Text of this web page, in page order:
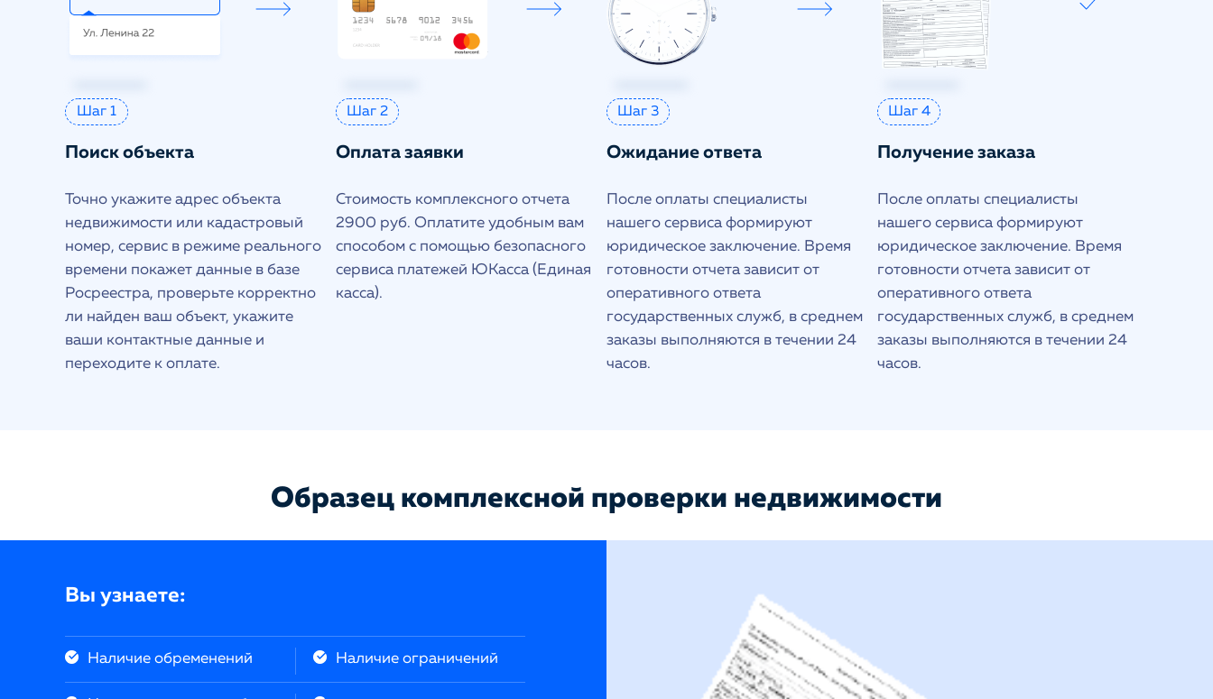
Шаг 1
Поиск объекта
Точно укажите адрес объекта
недвижимости или кадастровый
номер, сервис в режиме реального
времени покажет данные в базе
Росреестра, проверьте корректно
ли найден ваш объект, укажите
ваши контактные данные и
переходите к оплате.
Шаг 2
Оплата заявки
Стоимость комплексного отчета
2900 руб. Оплатите удобным вам
способом с помощью безопасного
сервиса платежей ЮКасса (Единая
касса).
Шаг 3
Ожидание ответа
После оплаты специалисты
нашего сервиса формируют
юридическое заключение. Время
готовности отчета зависит от
оперативного ответа
государственных служб, в среднем
заказы выполняются в течении 24
часов.
Шаг 4
Получение заказа
После оплаты специалисты
нашего сервиса формируют
юридическое заключение. Время
готовности отчета зависит от
оперативного ответа
государственных служб, в среднем
заказы выполняются в течении 24
часов.
Образец комплексной проверки недвижимости
Вы узнаете:
Наличие обременений Наличие ограничений